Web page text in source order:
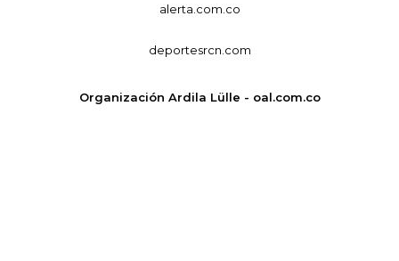
alerta.com.co
deportesrcn.com
Organización Ardila Lülle - oal.com.co